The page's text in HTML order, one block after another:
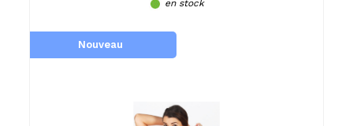
en stock
Nouveau